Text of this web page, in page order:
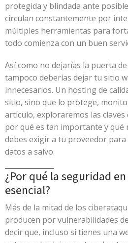
protegida y blindada ante
circulan constantemente por
múltiples herramientas para
todo comienza con un buen
Así como no dejarías la puerta
tampoco deberías dejar tu sitio
innecesarios. Un hosting de
sitio, sino que lo protege,
artículo, exploraremos las
por qué es tan importante y qué
debes exigir a tu proveedor
datos a salvo.
¿Por qué la seguridad
esencial?
Más de la mitad de los
producen por vulnerabilidades
decir que, incluso si tienes una